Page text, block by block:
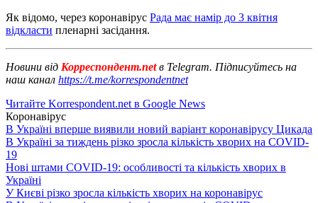
Як відомо, через коронавірус Рада має намір до 3 квітня
відкласти пленарні засідання.
Новини від Корреспондент.netв Telegram. Підписуйтесь на
наш канал https://t.me/korrespondentnet
Читайте Korrespondent.net в Google News
Коронавірус
В Україні вперше виявили новий варіант коронавірусу Цикада
В Україні за тиждень різко зросла кількість хворих на COVID-
19
Нові штами COVID-19: особливості та кількість хворих в
Україні
У Києві різко зросла кількість хворих на коронавірус